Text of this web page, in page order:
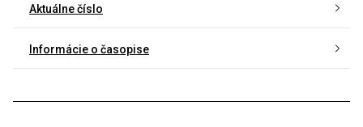
Aktuálne číslo
Informácie o časopise